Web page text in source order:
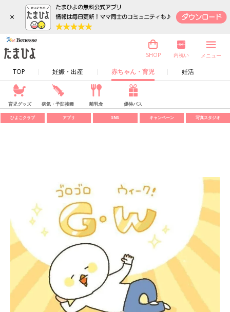
×
TOP 妊娠・出産 赤ちゃん・育児 妊活
SHOP 内祝い メニュー
育児グッズ 病気・予防接種 離乳食 優待パス
ひよこクラブ アプリ SNS キャンペーン 写真スタジオ